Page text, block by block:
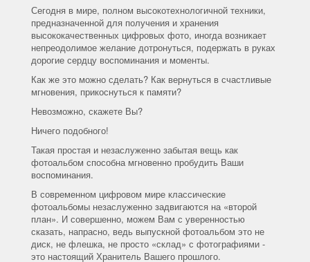
Сегодня в мире, полном высокотехнологичной техники,
предназначенной для получения и хранения
высококачественных цифровых фото, иногда возникает
непреодолимое желание дотронуться, подержать в руках
дорогие сердцу воспоминания и моменты.
Как же это можно сделать? Как вернуться в счастливые
мгновения, прикоснуться к памяти?
Невозможно, скажете Вы?
Ничего подобного!
Такая простая и незаслуженно забытая вещь как
фотоальбом способна мгновенно пробудить Ваши
воспоминания.
В современном цифровом мире классические
фотоальбомы незаслуженно задвигаются на «второй
план». И совершенно, можем Вам с уверенностью
сказать, напрасно, ведь выпускной фотоальбом это не
диск, не флешка, не просто «склад» с фотографиями -
это настоящий Хранитель Вашего прошлого.